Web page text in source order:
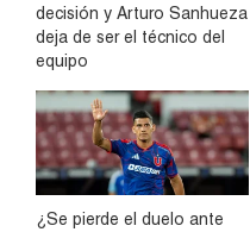
decisión y Arturo Sanhueza
deja de ser el técnico del
equipo
¿Se pierde el duelo ante